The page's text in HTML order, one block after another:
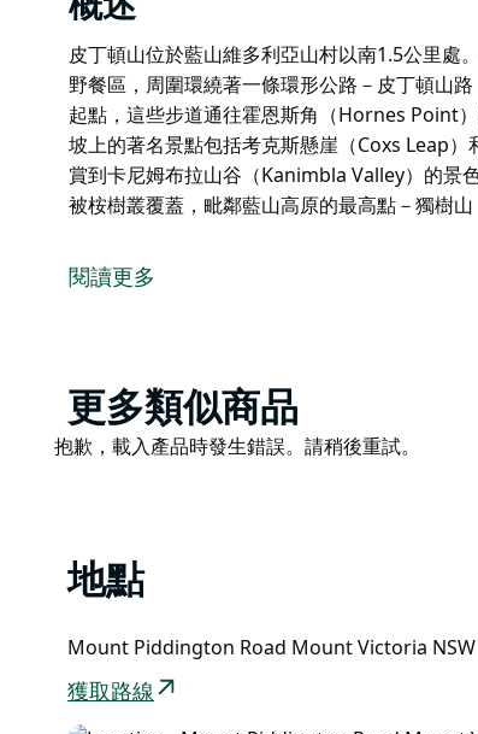
概述
皮丁頓山位於藍山維多利亞山村以南1.5公里處
野餐區，周圍環繞著一條環形公路－皮丁頓山
起點，這些步道通往霍恩斯角（Hornes Point
坡上的著名景點包括考克斯懸崖（Coxs Leap
賞到卡尼姆布拉山谷（Kanimbla Valley）的景
被桉樹叢覆蓋，毗鄰藍山高原的最高點－獨樹
野餐區，周圍環繞著一條環形公路－皮丁頓山
起點，這些步道通往霍恩斯角（Hornes Point
晰。這座山大部分被桉樹叢覆蓋，毗鄰藍山高
閱讀更多
Product
List
更多類似商品
Product
抱歉，載入產品時發生錯誤。請稍後重試。
地點
Mount Piddington Road Mount Victoria NSW
獲取路線